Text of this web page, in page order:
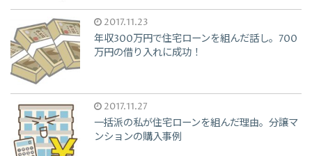
2017.11.23
年収300万円で住宅ローンを組んだ話し。700
万円の借り入れに成功！
2017.11.27
一括派の私が住宅ローンを組んだ理由。分譲マ
ンションの購入事例